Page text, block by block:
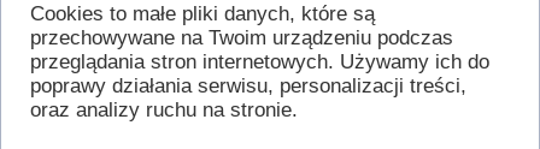
Cookies to małe pliki danych, które są
przechowywane na Twoim urządzeniu podczas
przeglądania stron internetowych. Używamy ich do
poprawy działania serwisu, personalizacji treści,
oraz analizy ruchu na stronie.